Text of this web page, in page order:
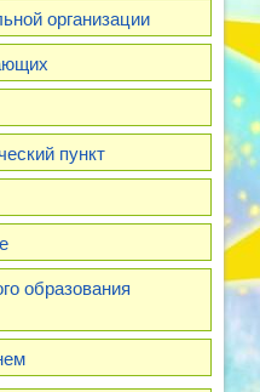
организации
пункт
образования